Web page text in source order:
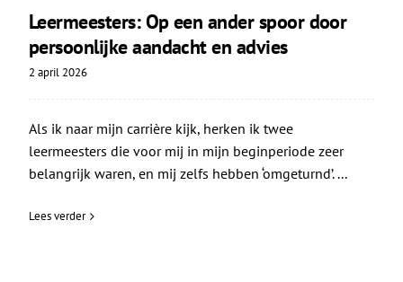
Leermeesters: Op een ander spoor door
persoonlijke aandacht en advies
2 april 2026
Als ik naar mijn carrière kijk, herken ik twee
leermeesters die voor mij in mijn beginperiode zeer
belangrijk waren, en mij zelfs hebben ‘omgeturnd’. ...
Lees verder